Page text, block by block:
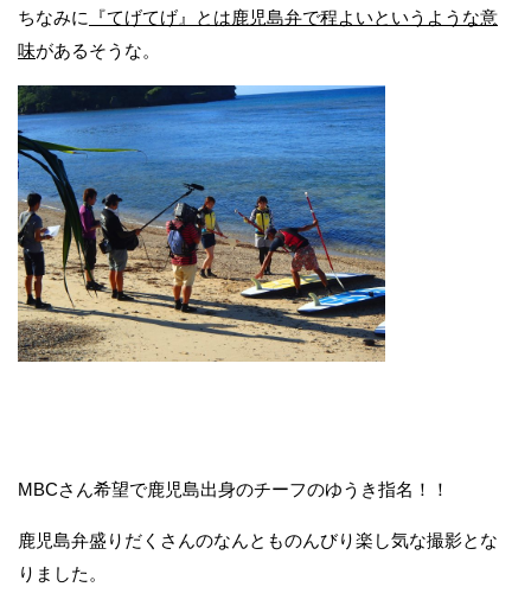
ちなみに
『てげてげ』とは鹿児島弁で程よいというような意
味があるそうな。
MBCさん希望で鹿児島出身のチーフのゆうき指名！！
鹿児島弁盛りだくさんのなんとものんびり楽し気な撮影とな
りました。